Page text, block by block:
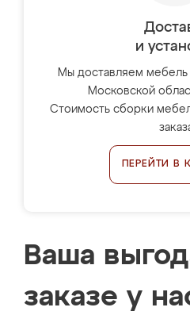
и
Мы доставляем
Московской
Стоимость сборки
ПЕРЕЙТИ В
Ваша
заказе у